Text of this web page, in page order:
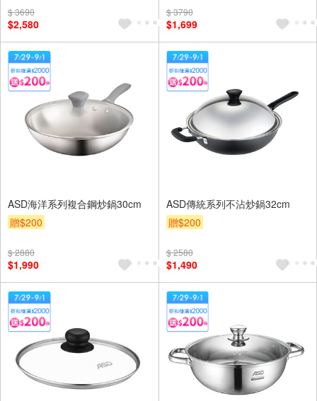
$ 3690
$2,580
$ 3790
$1,699
ASD海洋系列複合鋼炒鍋30cm
贈$200
$ 2880
$1,990
ASD傳統系列不沾炒鍋32cm
贈$200
$ 2580
$1,490